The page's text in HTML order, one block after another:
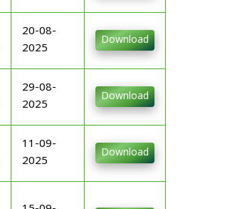
20-08-
2025
Download
29-08-
2025
Download
11-09-
2025
Download